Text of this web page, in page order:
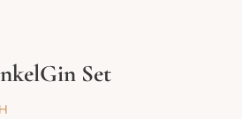
Set